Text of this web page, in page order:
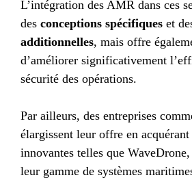
L’intégration des AMR dans ces
des conceptions spécifiques et
additionnelles, mais offre
d’améliorer significativement
sécurité des opérations.
Par ailleurs, des entreprises
élargissent leur offre en
innovantes telles que
leur gamme de systèmes